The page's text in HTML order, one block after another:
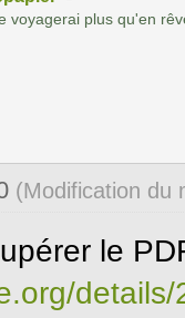
voyagerai plus qu'en
(Modification du
le